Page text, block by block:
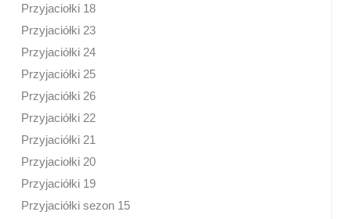
Przyjaciołki 18
Przyjaciółki 23
Przyjaciółki 24
Przyjaciółki 25
Przyjaciółki 26
Przyjaciółki 22
Przyjaciółki 21
Przyjaciołki 20
Przyjaciółki 19
Przyjaciółki sezon 15